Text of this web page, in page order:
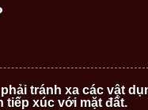
phải tránh xa các vật
tiếp xúc với mặt đất.